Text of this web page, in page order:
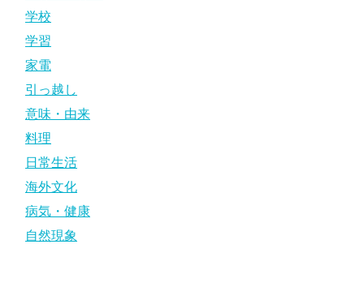
学校
学習
家電
引っ越し
意味・由来
料理
日常生活
海外文化
病気・健康
自然現象